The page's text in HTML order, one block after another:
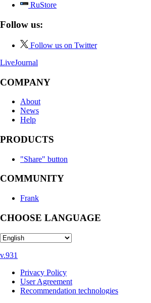
RuStore
Follow us:
Follow us on Twitter
LiveJournal
COMPANY
About
News
Help
PRODUCTS
"Share" button
COMMUNITY
Frank
CHOOSE LANGUAGE
v.931
Privacy Policy
User Agreement
Recommendation technologies